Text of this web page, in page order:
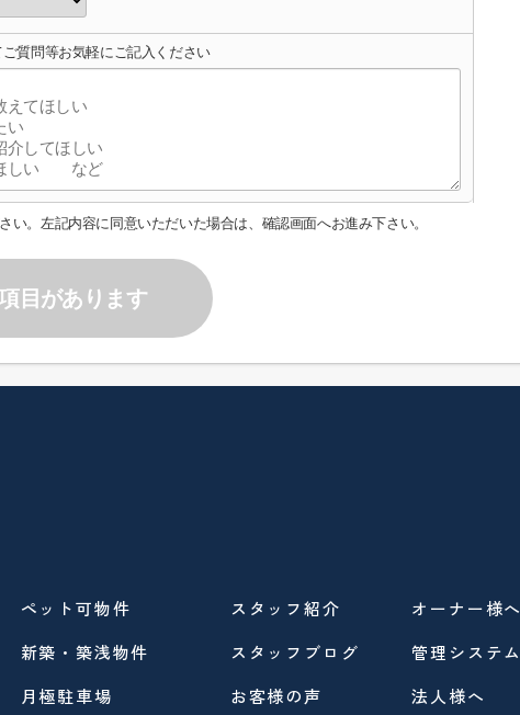
質問等お気軽にご記入ください
い。左記内容に同意いただいた場合は、確認画面へお進み下さい。
目があります
ペット可物件
新築・築浅物件
月極駐車場
スタッフ紹介
スタッフブログ
お客様の声
オーナー様へ
管理システム
法人様へ